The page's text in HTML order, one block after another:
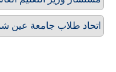
اتحاد طلاب جامعة عين